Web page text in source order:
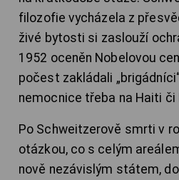
filozofie vycházela z
živé bytosti si zaslouží
1952 oceněn Nobelovou
počest zakládali
nemocnice třeba na Haiti či
Po Schweitzerově smrti v
otázkou, co s celým
nově nezávislým státem,